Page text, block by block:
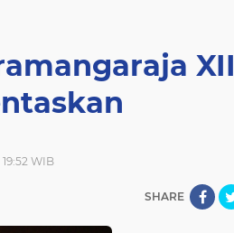
XII
WIB
SHARE